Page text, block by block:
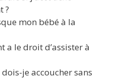
?
mon bébé à la
a le droit d’assister à
je accoucher sans